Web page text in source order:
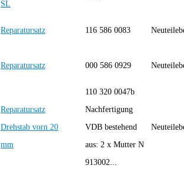
SL
Reparatursatz 116 586 0083
Reparatursatz 000 586 0929
Reparatursatz
Drehstab vorn 20
mm
110 320 0047b
Nachfertigung
VDB bestehend
aus: 2 x Mutter N
913002...